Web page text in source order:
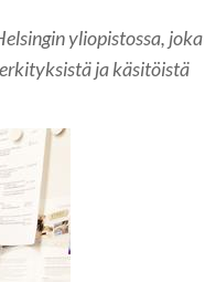
yliopistossa, joka
ja käsitöistä